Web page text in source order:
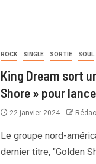
ROCK SINGLE SORTIE SOUL
King Dream sort
Shore » pour
22 janvier 2024
Le groupe nord-
dernier titre, "Golden